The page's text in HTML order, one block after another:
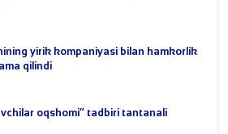
yirik kompaniyasi bilan hamkorlik
qilindi
oqshomi” tadbiri tantanali